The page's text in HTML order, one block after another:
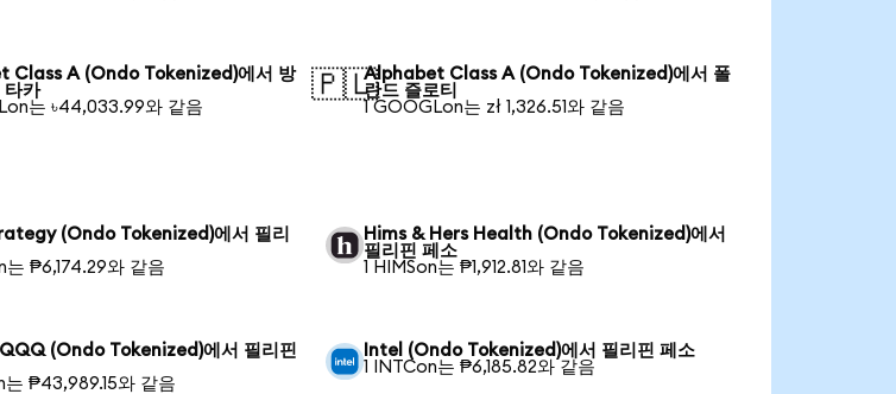
Class A (Ondo Tokenized)에서 방
타카
는 ৳44,033.99와 같음
🇵🇱Alphabet Class A (Ondo Tokenized)에서 폴
란드 즐로티
1 GOOGLon는 zł 1,326.51와 같음
(Ondo Tokenized)에서 필리
는 ₱6,174.29와 같음
Hims & Hers Health (Ondo Tokenized)에서
필리핀 페소
1 HIMSon는 ₱1,912.81와 같음
(Ondo Tokenized)에서 필리핀
는 ₱43,989.15와 같음
Intel (Ondo Tokenized)에서 필리핀 페소
1 INTCon는 ₱6,185.82와 같음